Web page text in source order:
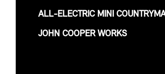
ALL-ELECTRIC MINI
JOHN COOPER WORKS